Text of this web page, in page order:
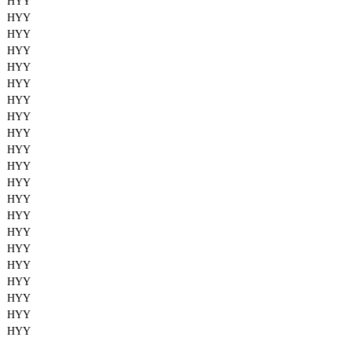
HYY
HYY
HYY
HYY
HYY
HYY
HYY
HYY
HYY
HYY
HYY
HYY
HYY
HYY
HYY
HYY
HYY
HYY
HYY
HYY